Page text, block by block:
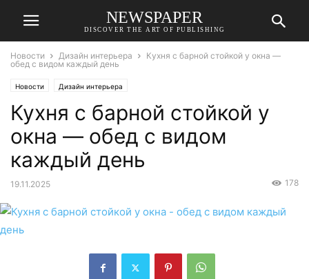
NEWSPAPER
DISCOVER THE ART OF PUBLISHING
Новости Дизайн интерьера
Кухня с барной стойкой у окна —
обед с видом каждый день
Новости Дизайн интерьера
Кухня с барной стойкой у
окна — обед с видом
каждый день
19.11.2025 178